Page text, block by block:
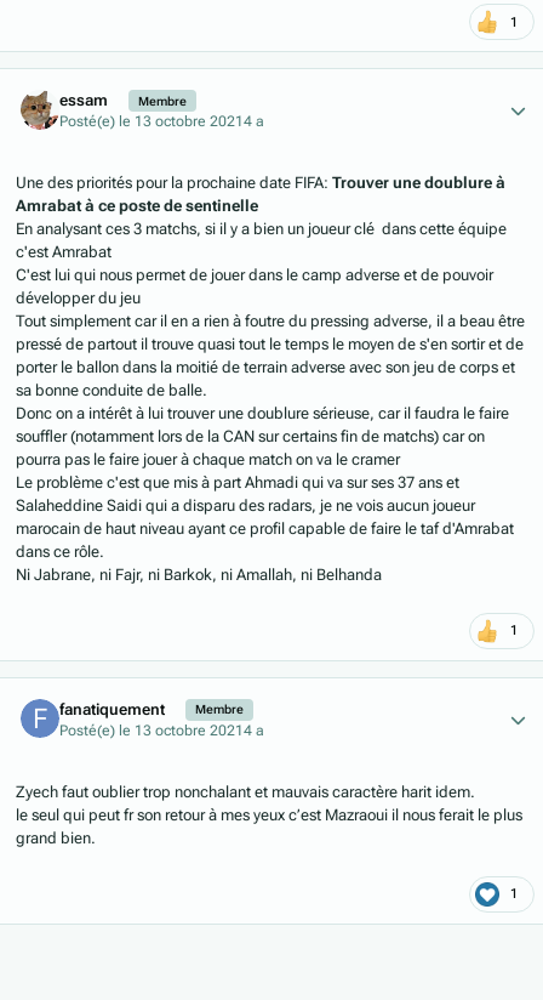
1
essam Membre
Posté(e) le 13 octobre 20214 a
Une des priorités pour la prochaine date FIFA: Trouver une doublure à
Amrabat à ce poste de sentinelle
En analysant ces 3 matchs, si il y a bien un joueur clé dans cette équipe
c'est Amrabat
C'est lui qui nous permet de jouer dans le camp adverse et de pouvoir
développer du jeu
Tout simplement car il en a rien à foutre du pressing adverse, il a beau être
pressé de partout il trouve quasi tout le temps le moyen de s'en sortir et de
porter le ballon dans la moitié de terrain adverse avec son jeu de corps et
sa bonne conduite de balle.
Donc on a intérêt à lui trouver une doublure sérieuse, car il faudra le faire
souffler (notamment lors de la CAN sur certains fin de matchs) car on
pourra pas le faire jouer à chaque match on va le cramer
Le problème c'est que mis à part Ahmadi qui va sur ses 37 ans et
Salaheddine Saidi qui a disparu des radars, je ne vois aucun joueur
marocain de haut niveau ayant ce profil capable de faire le taf d'Amrabat
dans ce rôle.
Ni Jabrane, ni Fajr, ni Barkok, ni Amallah, ni Belhanda
1
fanatiquement Membre
Posté(e) le 13 octobre 20214 a
Zyech faut oublier trop nonchalant et mauvais caractère harit idem.
le seul qui peut fr son retour à mes yeux c’est Mazraoui il nous ferait le plus
grand bien.
1